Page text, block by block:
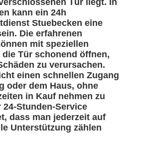
Tür liegt. In
kann ein 24h
Stuebecken eine
Die erfahrenen
mit speziellen
die Tür schonend öffnen,
zu verursachen.
einen schnellen Zugang
oder dem Haus, ohne
in Kauf nehmen zu
24-Stunden-Service
dass man jederzeit auf
Unterstützung zählen